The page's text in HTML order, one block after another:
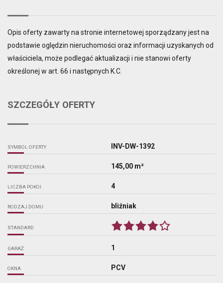
Opis oferty zawarty na stronie internetowej sporządzany jest na
podstawie oględzin nieruchomości oraz informacji uzyskanych od
właściciela, może podlegać aktualizacji i nie stanowi oferty
określonej w art. 66 i następnych K.C.
SZCZEGÓŁY OFERTY
SYMBOL OFERTY INV-DW-1392
POWIERZCHNIA 145,00 m²
LICZBA POKOI 4
RODZAJ DOMU bliźniak
STANDARD
GARAŻ 1
OKNA PCV